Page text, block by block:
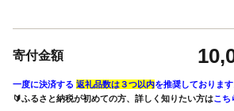
寄付金額
一度に決済する 返礼品数は３つ以内を推奨しております
🔰ふるさと納税が初めての方、詳しく知りたい方はこち